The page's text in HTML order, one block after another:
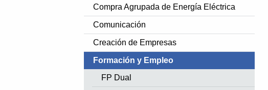
Compra Agrupada de Energía Eléctrica
Comunicación
Creación de Empresas
Formación y Empleo
FP Dual